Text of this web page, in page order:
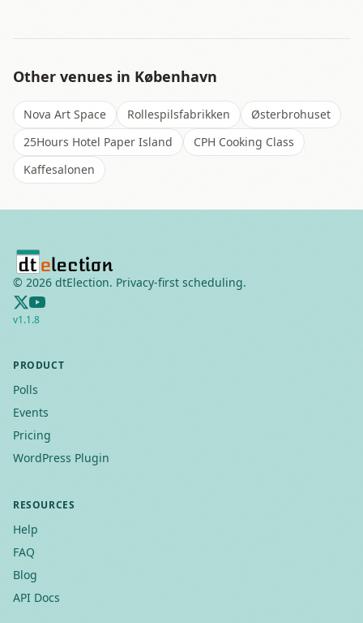
Other venues in København
Nova Art Space Rollespilsfabrikken
Østerbrohuset
25Hours Hotel Paper Island
CPH Cooking Class
Kaffesalonen
© 2026 dtElection. Privacy-first scheduling.
v1.1.8
PRODUCT
Polls
Events
Pricing
WordPress Plugin
RESOURCES
Help
FAQ
Blog
API Docs